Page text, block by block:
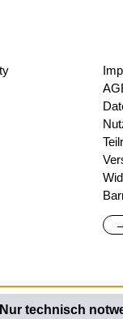
Nur technisch